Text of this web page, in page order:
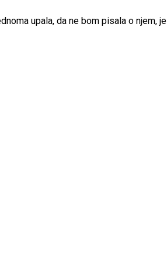
upala, da ne bom pisala o njem, je